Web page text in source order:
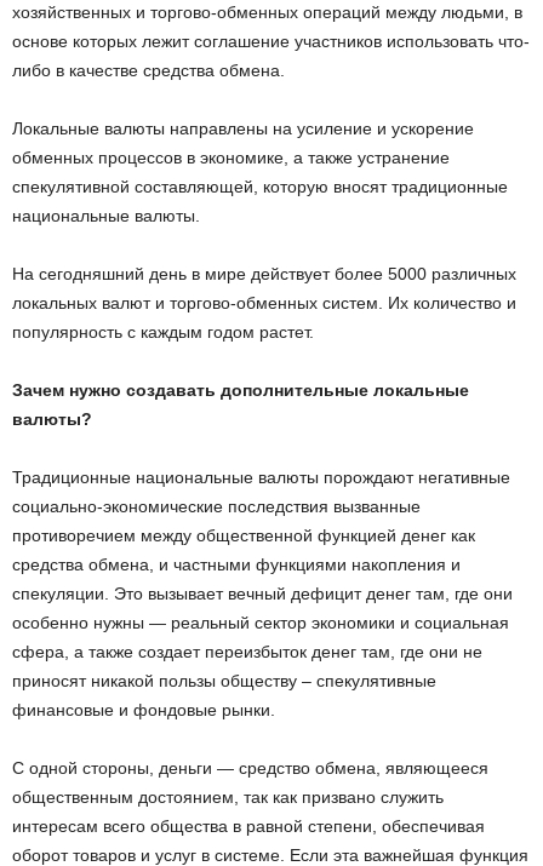
хозяйственных и торгово-обменных операций между людьми, в
основе которых лежит соглашение участников использовать что-
либо в качестве средства обмена.
Локальные валюты направлены на усиление и ускорение
обменных процессов в экономике, а также устранение
спекулятивной составляющей, которую вносят традиционные
национальные валюты.
На сегодняшний день в мире действует более 5000 различных
локальных валют и торгово-обменных систем. Их количество и
популярность с каждым годом растет.
Зачем нужно создавать дополнительные локальные
валюты?
Традиционные национальные валюты порождают негативные
социально-экономические последствия вызванные
противоречием между общественной функцией денег как
средства обмена, и частными функциями накопления и
спекуляции. Это вызывает вечный дефицит денег там, где они
особенно нужны — реальный сектор экономики и социальная
сфера, а также создает переизбыток денег там, где они не
приносят никакой пользы обществу – спекулятивные
финансовые и фондовые рынки.
С одной стороны, деньги — средство обмена, являющееся
общественным достоянием, так как призвано служить
интересам всего общества в равной степени, обеспечивая
оборот товаров и услуг в системе. Если эта важнейшая функция